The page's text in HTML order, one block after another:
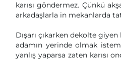
karısı göndermez. Çünkü
arkadaşlarla in mekanlarda
Dışarı çıkarken dekolte giyen
adamın yerinde olmak
yanlış yaparsa zaten karısı